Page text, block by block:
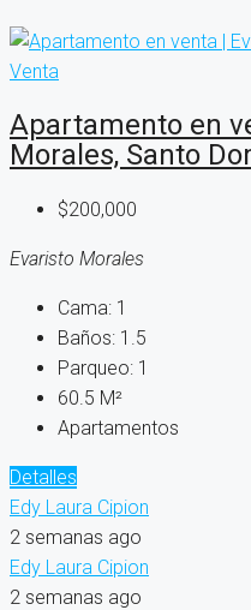
Venta
Apartamento en
Morales, Santo
$200,000
Evaristo Morales
Cama: 1
Baños: 1.5
Parqueo: 1
60.5 M²
Apartamentos
Detalles
Edy Laura Cipion
2 semanas ago
Edy Laura Cipion
2 semanas ago